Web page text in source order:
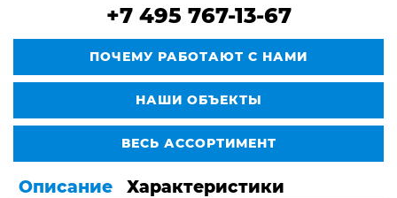
+7 495 767-13-67
ПОЧЕМУ РАБОТАЮТ С НАМИ
НАШИ ОБЪЕКТЫ
ВЕСЬ АССОРТИМЕНТ
Описание Характеристики